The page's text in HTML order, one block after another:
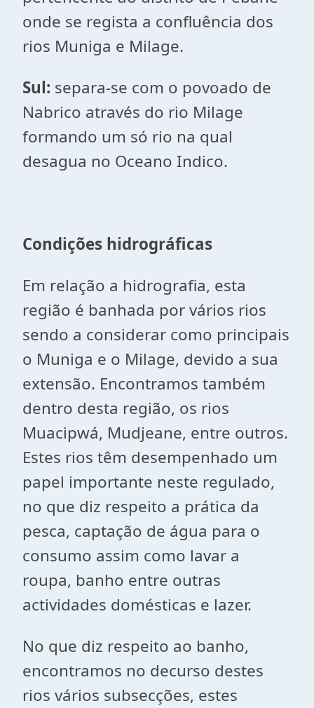
onde se regista a confluência dos
rios Muniga e Milage.
Sul: separa-se com o povoado de
Nabrico através do rio Milage
formando um só rio na qual
desagua no Oceano Indico.
Condições hidrográficas
Em relação a hidrografia, esta
região é banhada por vários rios
sendo a considerar como principais
o Muniga e o Milage, devido a sua
extensão. Encontramos também
dentro desta região, os rios
Muacipwá, Mudjeane, entre outros.
Estes rios têm desempenhado um
papel importante neste regulado,
no que diz respeito a prática da
pesca, captação de água para o
consumo assim como lavar a
roupa, banho entre outras
actividades domésticas e lazer.
No que diz respeito ao banho,
encontramos no decurso destes
rios vários subsecções, estes